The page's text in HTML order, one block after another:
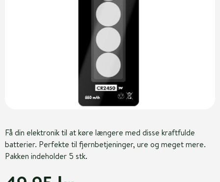
Få din elektronik til at køre længere med disse kraftfulde
batterier. Perfekte til fjernbetjeninger, ure og meget mere.
Pakken indeholder 5 stk.